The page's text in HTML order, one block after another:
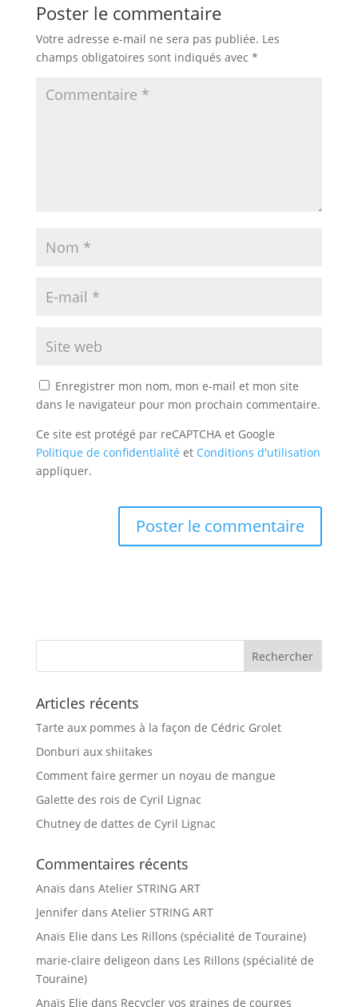
Poster le commentaire
Votre adresse e-mail ne sera pas publiée. Les
champs obligatoires sont indiqués avec *
Enregistrer mon nom, mon e-mail et mon site
dans le navigateur pour mon prochain commentaire.
Ce site est protégé par reCAPTCHA et Google
Politique de confidentialité et Conditions d'utilisation
appliquer.
Articles récents
Tarte aux pommes à la façon de Cédric Grolet
Donburi aux shiitakes
Comment faire germer un noyau de mangue
Galette des rois de Cyril Lignac
Chutney de dattes de Cyril Lignac
Commentaires récents
Anaïs dans Atelier STRING ART
Jenniferdans Atelier STRING ART
Anaïs Elie dans Les Rillons (spécialité de Touraine)
marie-claire deligeon dans Les Rillons (spécialité de
Touraine)
Anaïs Elie dans Recycler vos graines de courges